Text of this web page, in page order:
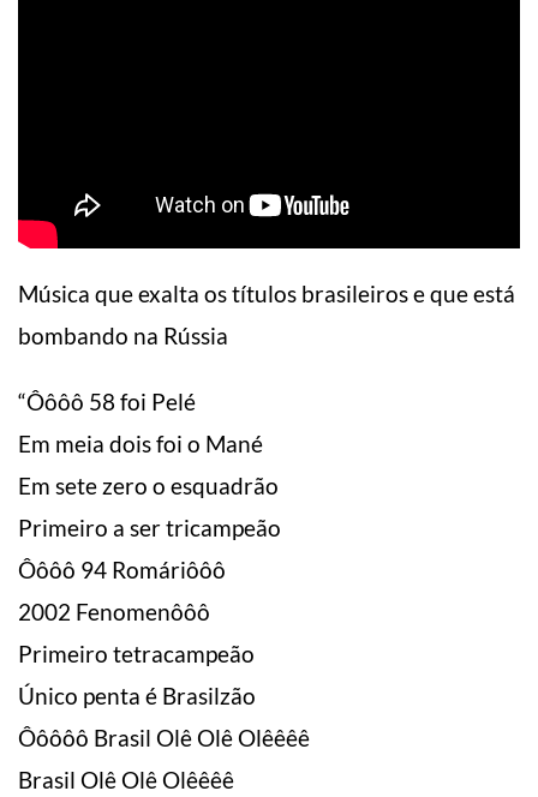
Música que exalta os títulos brasileiros e que está
bombando na Rússia
“Ôôôô 58 foi Pelé
Em meia dois foi o Mané
Em sete zero o esquadrão
Primeiro a ser tricampeão
Ôôôô 94 Romáriôôô
2002 Fenomenôôô
Primeiro tetracampeão
Único penta é Brasilzão
Ôôôôô Brasil Olê Olê Olêêêê
Brasil Olê Olê Olêêêê